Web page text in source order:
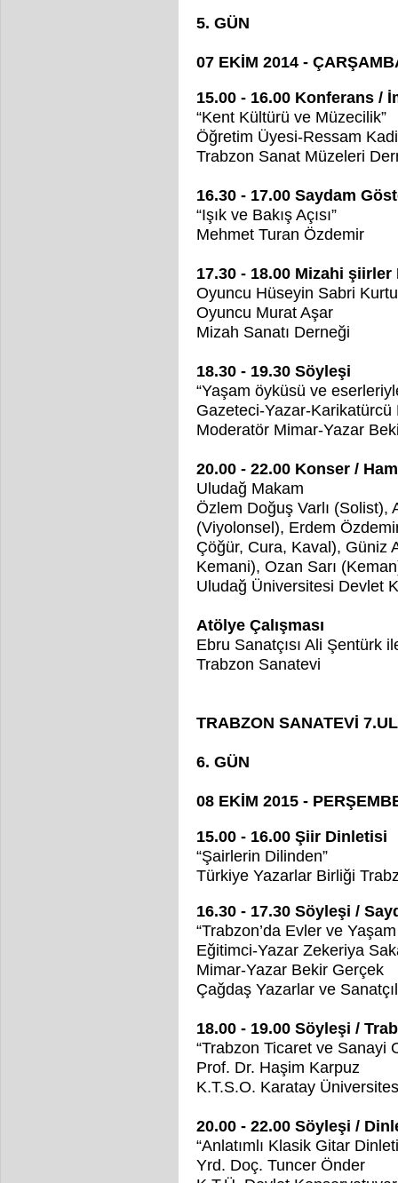
5. GÜN
07 EKİM 2014 -
15.00 - 16.00 Konferans /
“Kent Kültürü ve Müzecilik”
Öğretim Üyesi-Ressam
Trabzon Sanat Müzeleri
16.30 - 17.00 Saydam
“Işık ve Bakış Açısı”
Mehmet Turan Özdemir
17.30 - 18.00 Mizahi
Oyuncu Hüseyin Sabri
Oyuncu Murat Aşar
Mizah Sanatı Derneği
18.30 - 19.30 Söyleşi
“Yaşam öyküsü ve
Gazeteci-Yazar-Karikatürcü
Moderatör Mimar-Yazar
20.00 - 22.00 Konser /
Uludağ Makam
Özlem Doğuş Varlı (Solist),
(Viyolonsel), Erdem
Çöğür, Cura, Kaval), Güniz
Kemani), Ozan Sarı
Uludağ Üniversitesi Devlet
Atölye Çalışması
Ebru Sanatçısı Ali Şentürk
Trabzon Sanatevi
TRABZON SANATEVİ
6. GÜN
08 EKİM 2015 -
15.00 - 16.00 Şiir Dinletisi
“Şairlerin Dilinden”
Türkiye Yazarlar Birliği
16.30 - 17.30 Söyleşi /
“Trabzon’da Evler ve
Eğitimci-Yazar Zekeriya
Mimar-Yazar Bekir Gerçek
Çağdaş Yazarlar ve
18.00 - 19.00 Söyleşi /
“Trabzon Ticaret ve Sanayi
Prof. Dr. Haşim Karpuz
K.T.S.O. Karatay
20.00 - 22.00 Söyleşi /
“Anlatımlı Klasik Gitar
Yrd. Doç. Tuncer Önder